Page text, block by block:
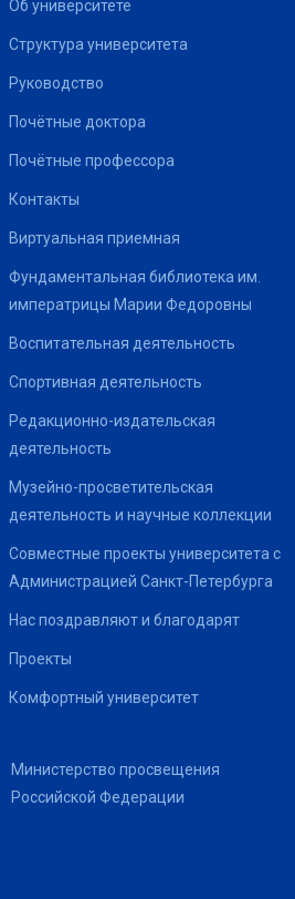
Об университете
Структура университета
Руководство
Почётные доктора
Почётные профессора
Контакты
Виртуальная приемная
Фундаментальная библиотека им.
императрицы Марии Федоровны
Воспитательная деятельность
Спортивная деятельность
Редакционно-издательская
деятельность
Музейно-просветительская
деятельность и научные коллекции
Совместные проекты университета с
Администрацией Санкт-Петербурга
Нас поздравляют и благодарят
Проекты
Комфортный университет
Министерство просвещения
Российской Федерации